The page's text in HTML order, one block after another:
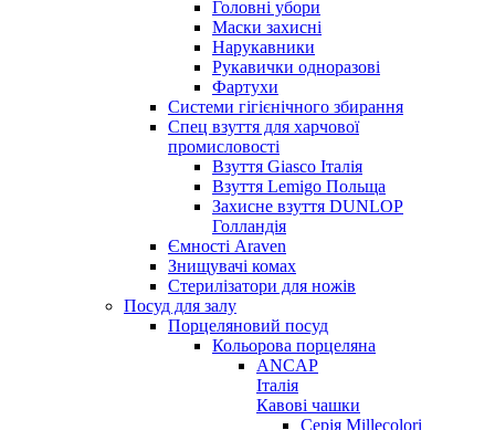
Головні убори
Маски захисні
Нарукавники
Рукавички одноразові
Фартухи
Системи гігієнічного збирання
Спец взуття для харчової
промисловості
Взуття Giasco Італія
Взуття Lemigo Польща
Захисне взуття DUNLOP
Голландія
Ємності Araven
Знищувачі комах
Стерилізатори для ножів
Посуд для залу
Порцеляновий посуд
Кольорова порцеляна
ANCAP
Італія
Кавові чашки
Серія Millecolori